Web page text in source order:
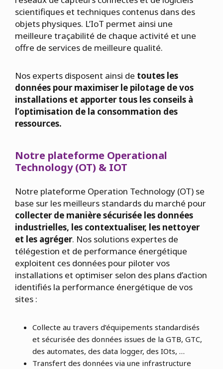
scientifiques et techniques contenus dans des
objets physiques. L’IoT permet ainsi une
meilleure traçabilité de chaque activité et une
offre de services de meilleure qualité.
Nos experts disposent ainsi de toutes les
données pour maximiser le pilotage de vos
installations et apporter tous les conseils à
l’optimisation de la consommation des
ressources.
Notre plateforme Operational
Technology (OT) & IOT
Notre plateforme Operation Technology (OT) se
base sur les meilleurs standards du marché pour
collecter de manière sécurisée les données
industrielles, les contextualiser, les nettoyer
et les agréger. Nos solutions expertes de
télégestion et de performance énergétique
exploitent ces données pour piloter vos
installations et optimiser selon des plans d’action
identifiés la performance énergétique de vos
sites :
Collecte au travers d’équipements standardisés
et sécurisée des données issues de la GTB, GTC,
des automates, des data logger, des IOts, …
Transfert des données via une infrastructure